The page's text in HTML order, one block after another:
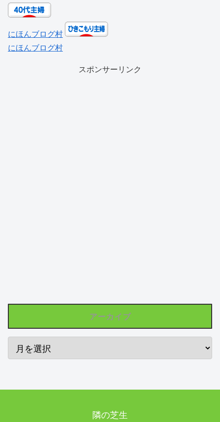
にほんブログ村
にほんブログ村
スポンサーリンク
アーカイブ
隣の芝生